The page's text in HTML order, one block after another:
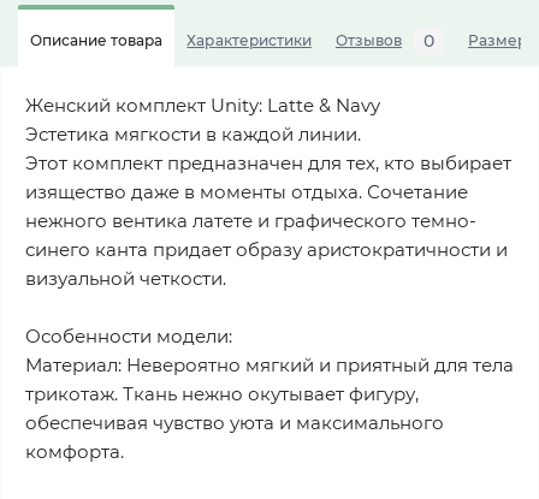
Описание товара Характеристики Отзывов 0
Женский комплект Unity: Latte & Navy
Эстетика мягкости в каждой линии.
Этот комплект предназначен для тех, кто выбирает
изящество даже в моменты отдыха. Сочетание
нежного вентика латете и графического темно-
синего канта придает образу аристократичности и
визуальной четкости.
Особенности модели:
Материал: Невероятно мягкий и приятный для тела
трикотаж. Ткань нежно окутывает фигуру,
обеспечивая чувство уюта и максимального
комфорта.